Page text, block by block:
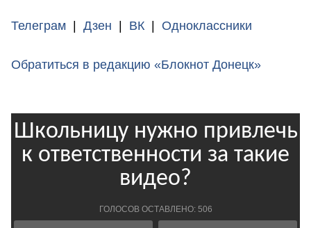
Телеграм | Дзен | ВК | Одноклассники
Обратиться в редакцию «Блокнот Донецк»